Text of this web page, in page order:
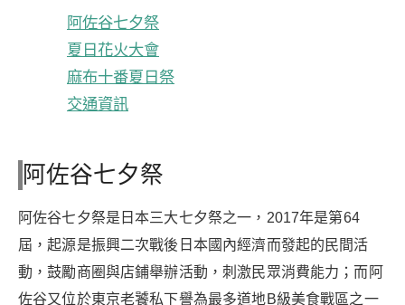
阿佐谷七夕祭
夏日花火大會
麻布十番夏日祭
交通資訊
阿佐谷七夕祭
阿佐谷七夕祭是日本三大七夕祭之一，2017年是第64
屆，起源是振興二次戰後日本國內經濟而發起的民間活
動，鼓勵商圈與店鋪舉辦活動，刺激民眾消費能力；而阿
佐谷又位於東京老饕私下譽為最多道地B級美食戰區之一